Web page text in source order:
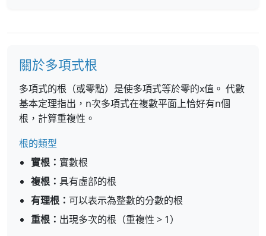
關於多項式根
多項式的根（或零點）是使多項式等於零的x值。 代數
基本定理指出，n次多項式在複數平面上恰好有n個
根，計算重複性。
根的類型
實根： 實數根
複根： 具有虛部的根
有理根： 可以表示為整數的分數的根
重根： 出現多次的根（重複性 > 1）